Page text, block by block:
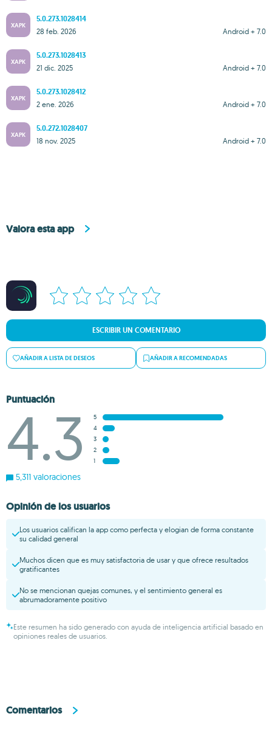
XAPK
5.0.273.1028414
Android + 7.0
28 feb. 2026
XAPK
5.0.273.1028413
Android + 7.0
21 dic. 2025
XAPK
5.0.273.1028412
Android + 7.0
2 ene. 2026
XAPK
5.0.272.1028407
Android + 7.0
18 nov. 2025
Valora esta app
ESCRIBIR UN COMENTARIO
AÑADIR A LISTA DE DESEOS AÑADIR A RECOMENDADAS
Puntuación
4.3
5
4
3
2
1
5,311 valoraciones
Opinión de los usuarios
Los usuarios califican la app como perfecta y elogian de forma constante
su calidad general
Muchos dicen que es muy satisfactoria de usar y que ofrece resultados
gratificantes
No se mencionan quejas comunes, y el sentimiento general es
abrumadoramente positivo
Este resumen ha sido generado con ayuda de inteligencia artificial basado en
opiniones reales de usuarios.
Comentarios